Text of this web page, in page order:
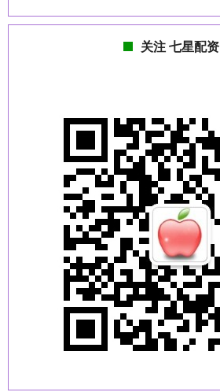
关注 七星配资